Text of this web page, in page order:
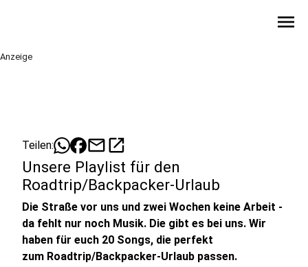
menu
Anzeige
Teilen: mailopen_in_new
Unsere Playlist für den
Roadtrip/Backpacker-Urlaub
Die Straße vor uns und zwei Wochen keine Arbeit -
da fehlt nur noch Musik. Die gibt es bei uns. Wir
haben für euch 20 Songs, die perfekt
zum Roadtrip/Backpacker-Urlaub passen.